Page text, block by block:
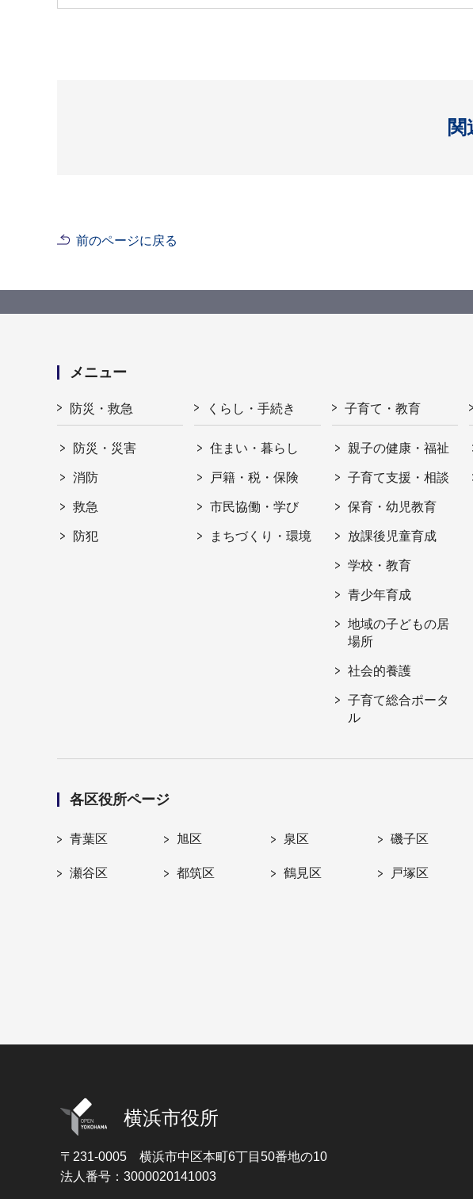
関
前のページに戻る
メニュー
防災・救急
防災・災害
消防
救急
防犯
くらし・手続き
住まい・暮らし
戸籍・税・保険
市民協働・学び
まちづくり・環境
子育て・教育
親子の健康・福祉
子育て支援・相談
保育・幼児教育
放課後児童育成
学校・教育
青少年育成
地域の子どもの居
場所
社会的養護
子育て総合ポータ
ル
各区役所ページ
青葉区 旭区 泉区 磯子区
瀬谷区 都筑区 鶴見区 戸塚区
横浜市役所
〒231-0005 横浜市中区本町6丁目50番地の10
法人番号：3000020141003